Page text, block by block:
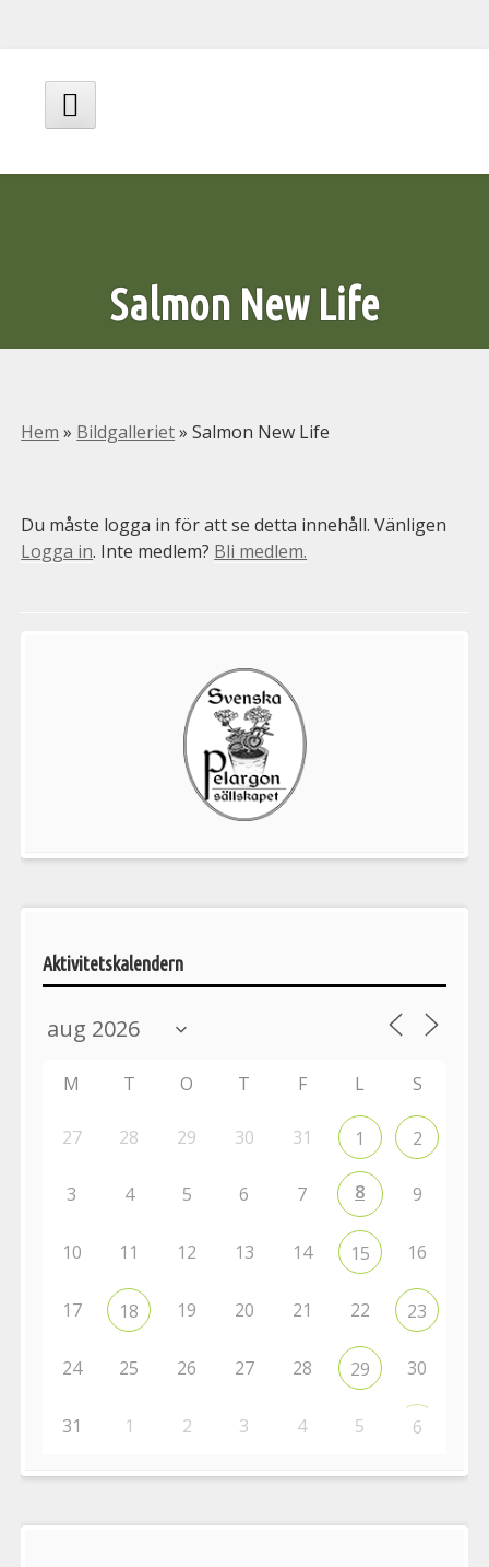
innehåll
Huvudmeny
Salmon New Life
Hem » Bildgalleriet»Salmon New Life
Du måste logga in för att se detta innehåll. Vänligen
Logga in. Inte medlem? Bli medlem.
Pelargonsällskapets
Aktivitetskalendern
M T O T F L S
27 28 29 30 31 1 2
3 4 5 6 7 8 9
10 11 12 13 14 15 16
17 18 19 20 21 22 23
24 25 26 27 28 29 30
31 1 2 3 4 5 6